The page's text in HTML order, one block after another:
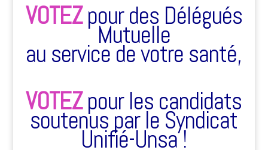
VOTEZpour des Délégués
Mutuelle
au service de votre santé,
VOTEZpour les candidats
soutenus par le Syndicat
Unifié-Unsa !